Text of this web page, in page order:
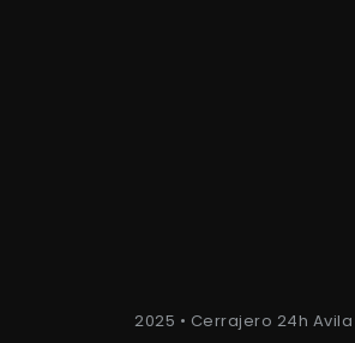
2025 • Cerrajero 24h Avila